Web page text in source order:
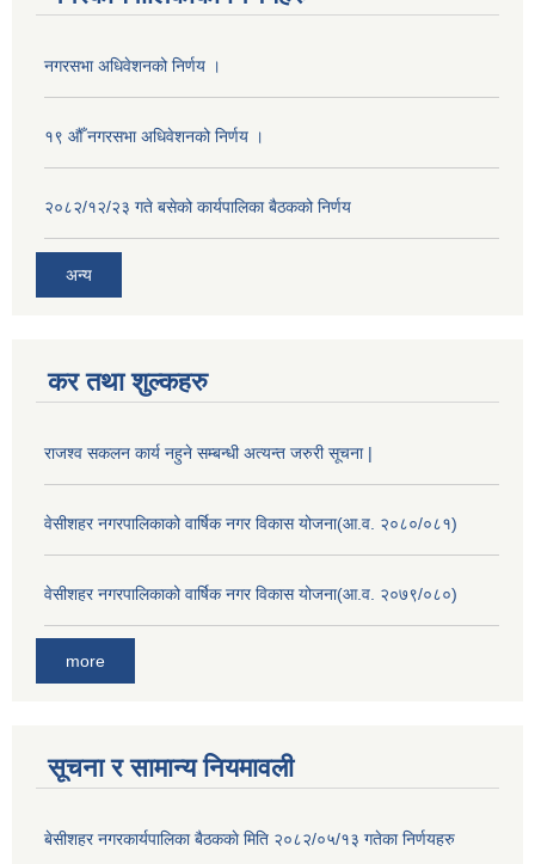
नगरसभा अधिवेशनको निर्णय ।
१९ औँ नगरसभा अधिवेशनको निर्णय ।
२०८२/१२/२३ गते बसेको कार्यपालिका बैठकको निर्णय
अन्य
कर तथा शुल्कहरु
राजश्व सकलन कार्य नहुने सम्बन्धी अत्यन्त जरुरी सूचना |
वेसीशहर नगरपालिकाको वार्षिक नगर विकास योजना(आ.व. २०८०/०८१)
वेसीशहर नगरपालिकाको वार्षिक नगर विकास योजना(आ.व. २०७९/०८०)
more
सूचना र सामान्य नियमावली
बे‍‍सीशहर नगरकार्यपालिका बैठककाे मिति २०८२/०५/१३ गतेका निर्णयहरु